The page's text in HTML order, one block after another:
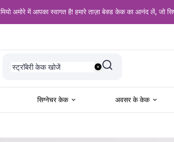
मियो अमोरे में आपका स्वागत है! हमारे ताज़ा बेक्ड केक का आनंद लें, जो
वनीला केक खोजें
रेड वेलवेट केक खोजें
खेल प्रेमियों के लिए खोजें
जन्मदिन के लिए खोजें
सिग्नेचर केक अवसर के केक